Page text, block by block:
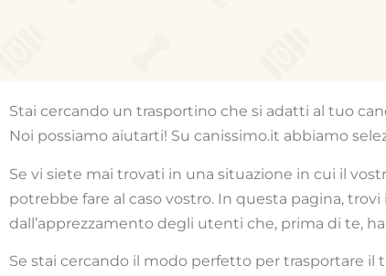
Stai cercando un trasportino che si adatti al tuo
Noi possiamo aiutarti! Su canissimo.it abbiamo
Se vi siete mai trovati in una situazione in cui il
potrebbe fare al caso vostro. In questa pagina,
dall’apprezzamento degli utenti che, prima di te,
Se stai cercando il modo perfetto per trasportare